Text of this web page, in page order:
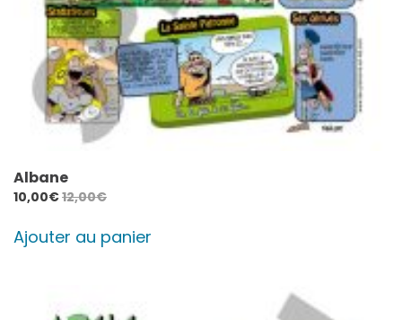
Albane
10,00€12,00€
Ajouter au panier